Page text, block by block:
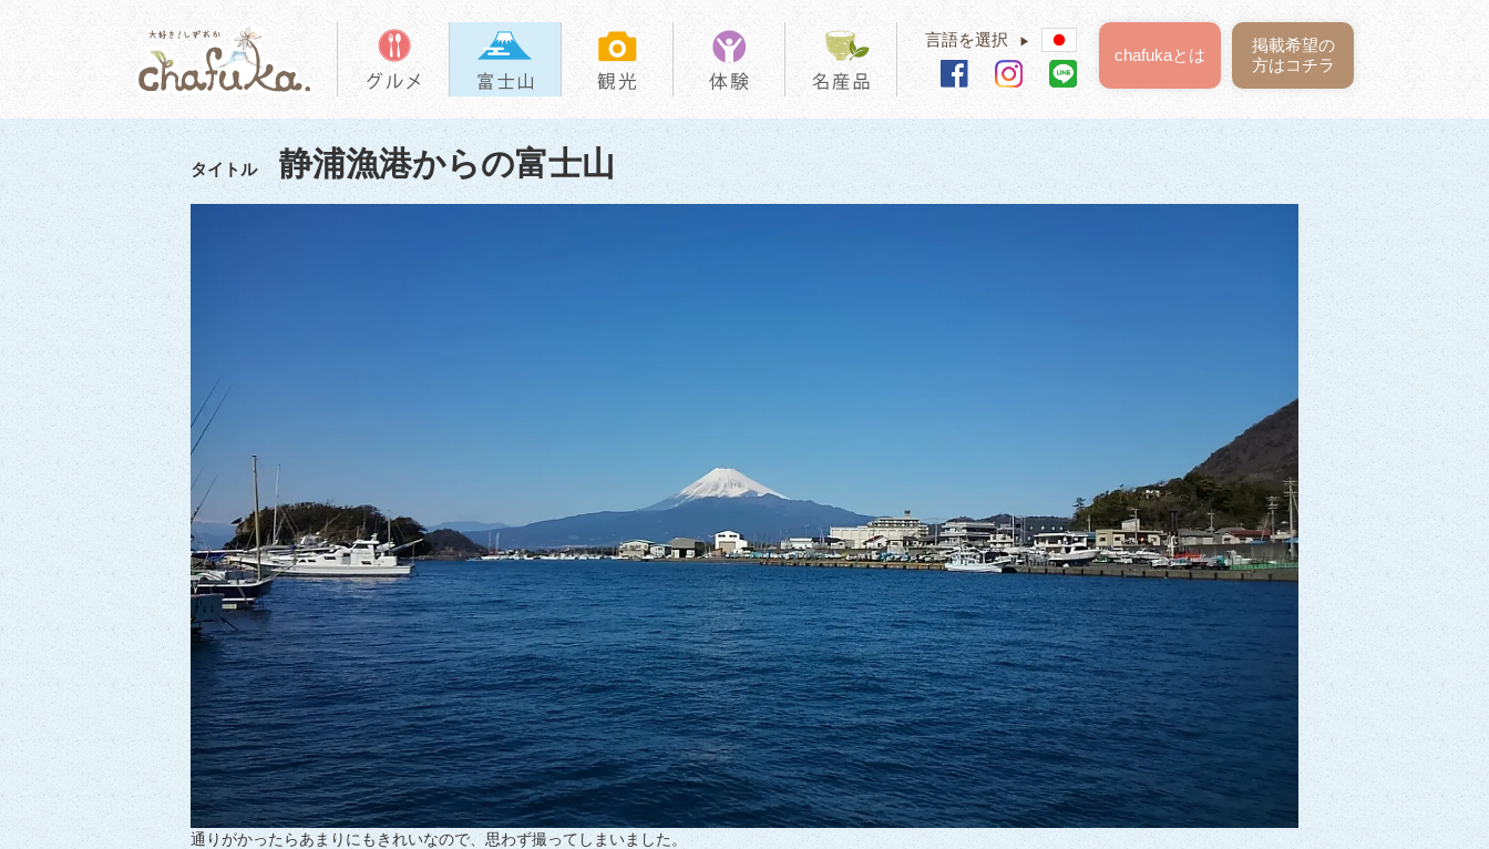
言語を選択 ▶
掲載希望の
方はコチラ
chafukaとは
タイトル 静浦漁港からの富士山
通りがかったらあまりにもきれいなので、思わず撮ってしまいました。